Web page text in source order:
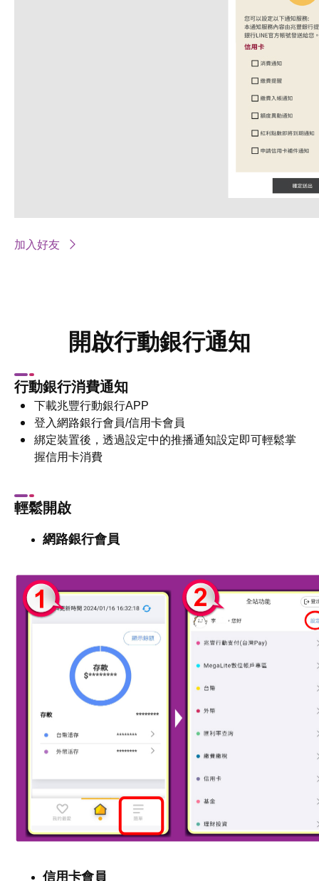
加入好友
開啟行動銀行通知
行動銀行消費通知
下載兆豐行動銀行APP
登入網路銀行會員/信用卡會員
綁定裝置後，透過設定中的推播通知設定即可輕鬆掌
握信用卡消費
輕鬆開啟
網路銀行會員
信用卡會員